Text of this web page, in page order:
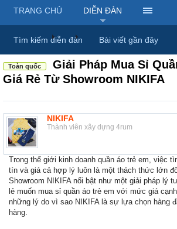
Diễn đàn ... Mua bán quần áo & đồ
Toàn quốc
Giải Pháp Mua Sỉ
Giá Rẻ Từ Showroom NIKIFA
NIKIFA
Thành viên xây dựng 4rum
Trong thế giới kinh doanh quần áo trẻ em, việc
tín và giá cả hợp lý luôn là một thách thức lớn
Showroom NIKIFA nổi bật như một giải pháp lý
lẻ muốn mua sỉ quần áo trẻ em với mức giá
những lý do vì sao NIKIFA là sự lựa chọn hàng
hàng.
TRANG CHỦ DIỄN ĐÀN
Tìm kiếm diễn đàn Bài viết gần đây